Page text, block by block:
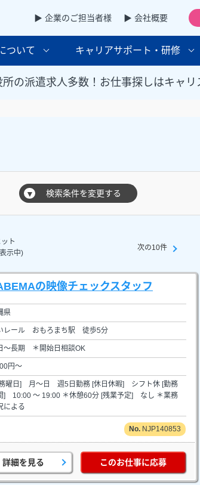
▶ 企業のご担当者様 ▶ 会社概要
ついて キャリアサポート・研修
の派遣求人多数！お仕事探しはキャリ
▼ 検索条件を変更する
ト
示中)
次の10件
の映像チェックスタッフ
県
レール おもろまち駅 徒歩5分
～長期 ＊開始日相談OK
円～
曜日] 月～日 週5日勤務 [休日休暇] シフト休 [勤務
] 10:00 ～ 19:00 ＊休憩60分 [残業予定] なし ＊業務
による
NJP140853
詳細を見る このお仕事に応募